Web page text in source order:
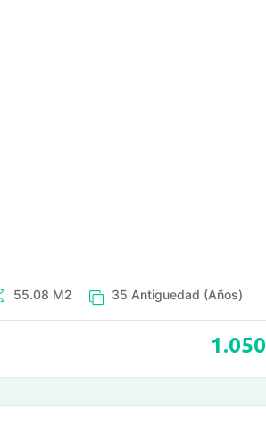
55.08 M2 35 Antiguedad (Años)
1.050